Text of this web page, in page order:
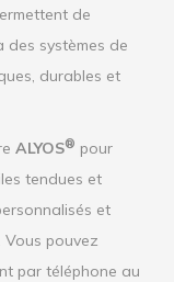
de
systèmes de
durables et
ALYOS® pour
tendues et
et
Vous pouvez
par téléphone au